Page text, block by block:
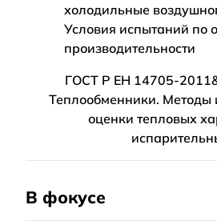
холодильные
Условия испытаний по
производительности
ГОСТ Р ЕН 14705-
Теплообменники. Методы
оценки тепловых
В фокусе